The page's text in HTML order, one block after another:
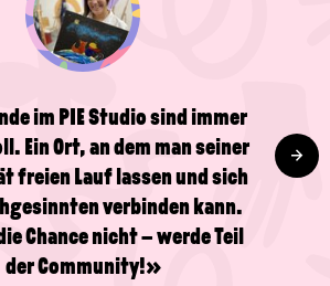
Ort, um einen
zu bekommen
und eine tolle Atmosphäre –
lohnt sich definitiv. Ich
mehrere Zeichen- und
Studio gemacht und freue
dass jetzt auch ein Café
dazugehört!»